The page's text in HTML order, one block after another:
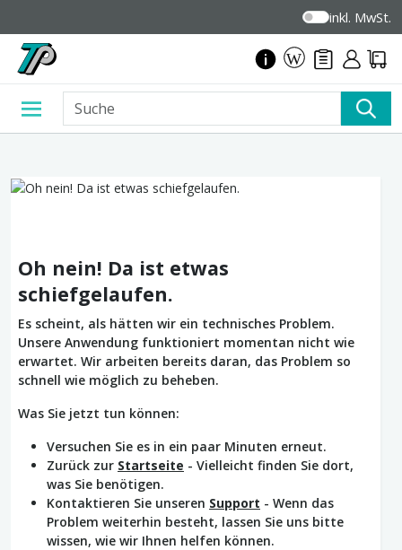
inkl. MwSt.
Oh nein! Da ist etwas
schiefgelaufen.
Es scheint, als hätten wir ein technisches Problem.
Unsere Anwendung funktioniert momentan nicht wie
erwartet. Wir arbeiten bereits daran, das Problem so
schnell wie möglich zu beheben.
Was Sie jetzt tun können:
Versuchen Sie es in ein paar Minuten erneut.
Zurück zur Startseite - Vielleicht finden Sie dort,
was Sie benötigen.
Kontaktieren Sie unseren Support - Wenn das
Problem weiterhin besteht, lassen Sie uns bitte
wissen, wie wir Ihnen helfen können.